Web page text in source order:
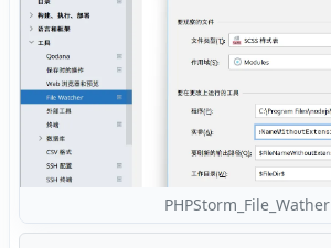
PHPStorm_File_Wather